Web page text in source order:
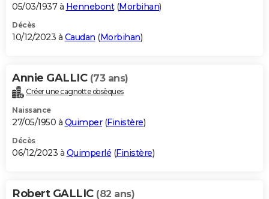
05/03/1937 à Hennebont(Morbihan)
Décès
10/12/2023 à Caudan (Morbihan)
Annie GALLIC (73 ans)
Créer une cagnotte obsèques
Naissance
27/05/1950 à Quimper(Finistère)
Décès
06/12/2023 à Quimperlé (Finistère)
Robert GALLIC (82 ans)